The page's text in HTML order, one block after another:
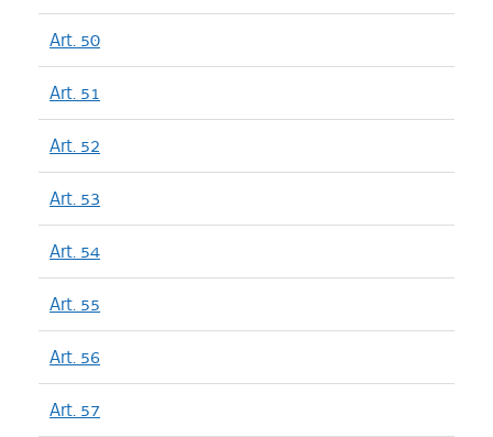
Art. 50
Art. 51
Art. 52
Art. 53
Art. 54
Art. 55
Art. 56
Art. 57